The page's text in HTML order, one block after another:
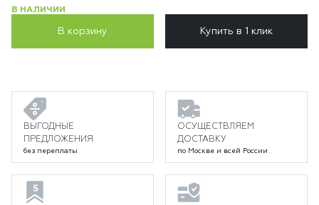
В НАЛИЧИИ
В корзину Купить в 1 клик
ВЫГОДНЫЕ
ПРЕДЛОЖЕНИЯ
без переплаты
ОСУЩЕСТВЛЯЕМ
ДОСТАВКУ
по Москве и всей России